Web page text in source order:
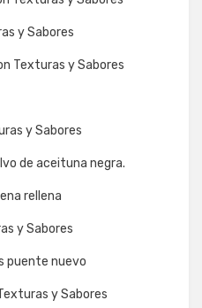
y Sabores
Texturas y Sabores
y Sabores
de aceituna negra.
rellena
y Sabores
puente nuevo
y Sabores